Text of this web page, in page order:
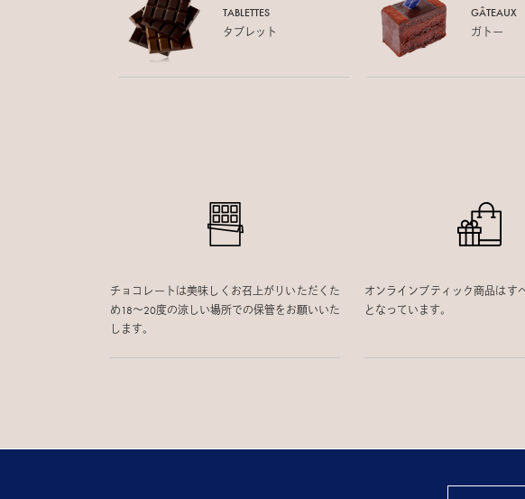
TABLETTES
タブレット
GÂTEAUX
ガトー
チョコレートは美味しくお召上がりいただくた
め18〜20度の涼しい場所での保管をお願いいた
します。
オンラインブティック商品はす
となっています。